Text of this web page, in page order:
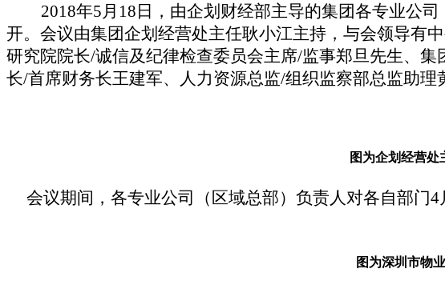
2018年5月 18 日， 由企划财经部主导的集团各专业公司
开。会议由集团企划经营处主任耿小江主持，与会领导有
研究院院长/诚信及纪律检查委员会主席/监事郑旦先生、 集
长/首席财务长王建军、人力资源总监/组织监察部总监助
图为企划经营处
会议期间，各专业公司（区域总部） 负责人对各自部门4
图为深圳市物